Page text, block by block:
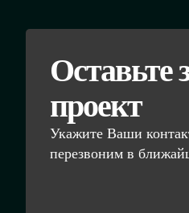
Оставьте
проект
Укажите Ваши
перезвоним в